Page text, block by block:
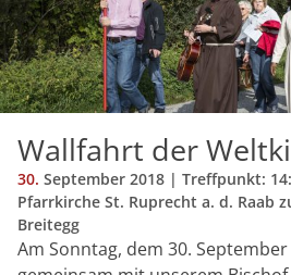
Wallfahrt der
30. September 2018 | Treffpunkt:
Pfarrkirche St. Ruprecht a. d. Raab
Breitegg
Am Sonntag, dem 30.